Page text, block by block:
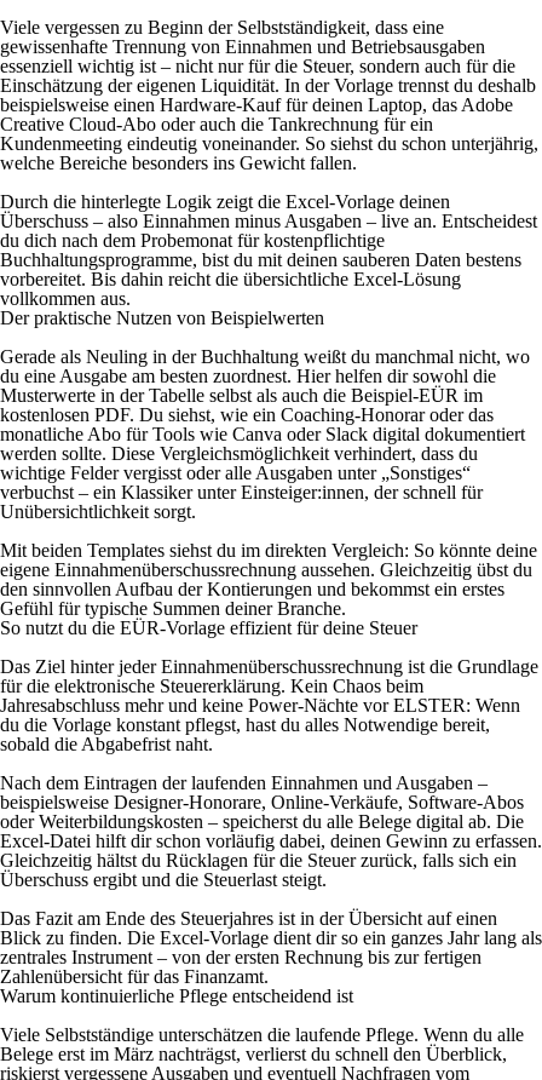
Viele vergessen zu Beginn der Selbstständigkeit, dass eine
gewissenhafte Trennung von Einnahmen und Betriebsausgaben
essenziell wichtig ist – nicht nur für die Steuer, sondern auch für die
Einschätzung der eigenen Liquidität. In der Vorlage trennst du deshalb
beispielsweise einen Hardware-Kauf für deinen Laptop, das Adobe
Creative Cloud-Abo oder auch die Tankrechnung für ein
Kundenmeeting eindeutig voneinander. So siehst du schon unterjährig,
welche Bereiche besonders ins Gewicht fallen.
Durch die hinterlegte Logik zeigt die Excel-Vorlage deinen
Überschuss – also Einnahmen minus Ausgaben – live an. Entscheidest
du dich nach dem Probemonat für kostenpflichtige
Buchhaltungsprogramme, bist du mit deinen sauberen Daten bestens
vorbereitet. Bis dahin reicht die übersichtliche Excel-Lösung
vollkommen aus.
Der praktische Nutzen von Beispielwerten
Gerade als Neuling in der Buchhaltung weißt du manchmal nicht, wo
du eine Ausgabe am besten zuordnest. Hier helfen dir sowohl die
Musterwerte in der Tabelle selbst als auch die Beispiel-EÜR im
kostenlosen PDF. Du siehst, wie ein Coaching-Honorar oder das
monatliche Abo für Tools wie Canva oder Slack digital dokumentiert
werden sollte. Diese Vergleichsmöglichkeit verhindert, dass du
wichtige Felder vergisst oder alle Ausgaben unter „Sonstiges“
verbuchst – ein Klassiker unter Einsteiger:innen, der schnell für
Unübersichtlichkeit sorgt.
Mit beiden Templates siehst du im direkten Vergleich: So könnte deine
eigene Einnahmenüberschussrechnung aussehen. Gleichzeitig übst du
den sinnvollen Aufbau der Kontierungen und bekommst ein erstes
Gefühl für typische Summen deiner Branche.
So nutzt du die EÜR-Vorlage effizient für deine Steuer
Das Ziel hinter jeder Einnahmenüberschussrechnung ist die Grundlage
für die elektronische Steuererklärung. Kein Chaos beim
Jahresabschluss mehr und keine Power-Nächte vor ELSTER: Wenn
du die Vorlage konstant pflegst, hast du alles Notwendige bereit,
sobald die Abgabefrist naht.
Nach dem Eintragen der laufenden Einnahmen und Ausgaben –
beispielsweise Designer-Honorare, Online-Verkäufe, Software-Abos
oder Weiterbildungskosten – speicherst du alle Belege digital ab. Die
Excel-Datei hilft dir schon vorläufig dabei, deinen Gewinn zu erfassen.
Gleichzeitig hältst du Rücklagen für die Steuer zurück, falls sich ein
Überschuss ergibt und die Steuerlast steigt.
Das Fazit am Ende des Steuerjahres ist in der Übersicht auf einen
Blick zu finden. Die Excel-Vorlage dient dir so ein ganzes Jahr lang als
zentrales Instrument – von der ersten Rechnung bis zur fertigen
Zahlenübersicht für das Finanzamt.
Warum kontinuierliche Pflege entscheidend ist
Viele Selbstständige unterschätzen die laufende Pflege. Wenn du alle
Belege erst im März nachträgst, verlierst du schnell den Überblick,
riskierst vergessene Ausgaben und eventuell Nachfragen vom